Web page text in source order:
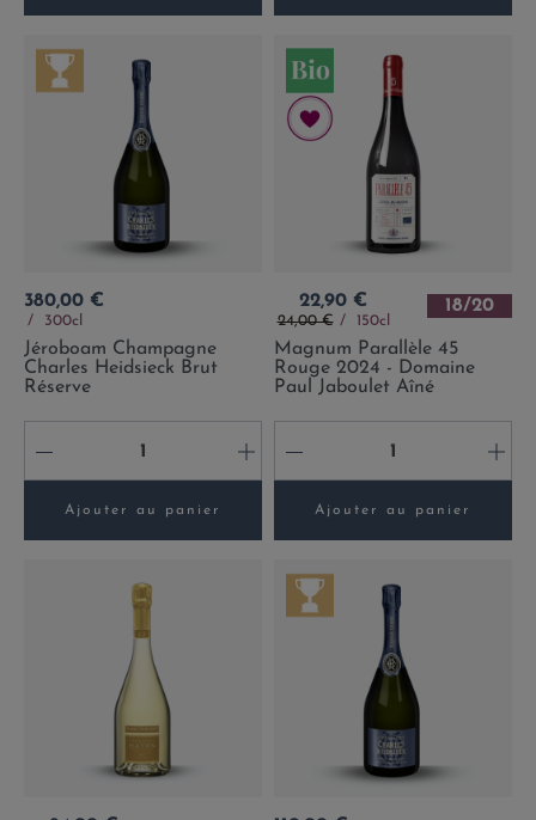
Prix
380,00 €
300cl
Jéroboam Champagne
Charles Heidsieck Brut
Réserve
- +
Ajouter au panier
Prix
22,90 €
Prix de base
24,00 € 150cl
18/20
Magnum Parallèle 45
Rouge 2024 - Domaine
Paul Jaboulet Aîné
- +
Ajouter au panier